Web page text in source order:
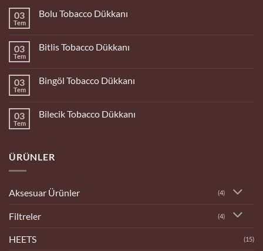
03
Tem
Bolu Tobacco Dükkanı
Tobacco
03
Tem
Bitlis Tobacco Dükkanı
Tobacco
03
Tem
Bingöl Tobacco Dükkanı
Tobacco
03
Tem
Bilecik Tobacco Dükkanı
Dükkanı
ÜRÜNLER
Aksesuar Ürünler (4)
Filtreler (4)
HEETS (15)